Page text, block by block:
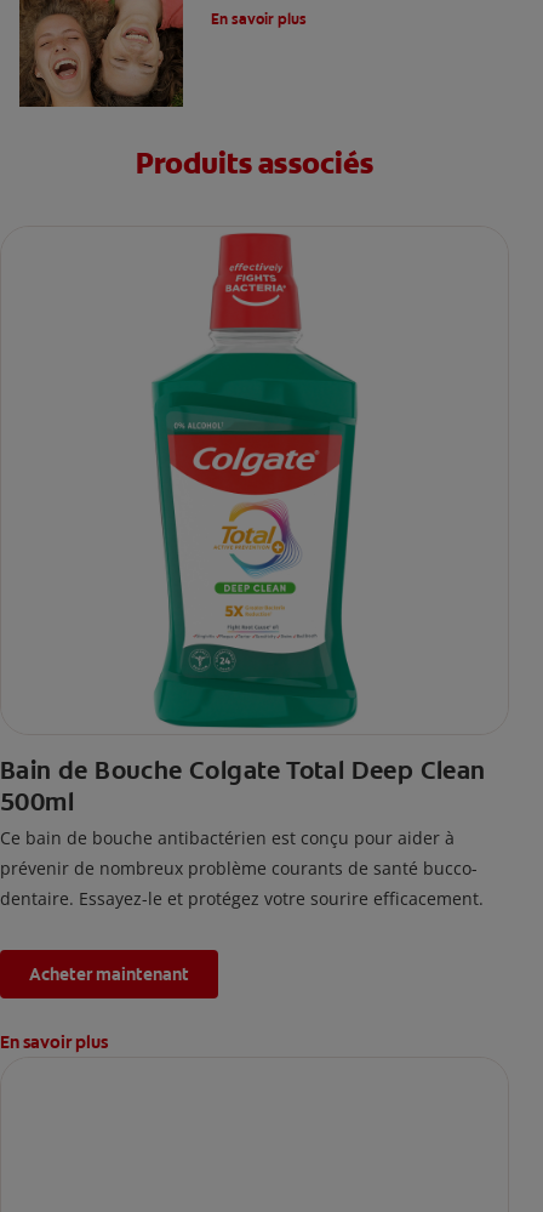
En savoir plus
Produits associés
Bain de Bouche Colgate Total Deep Clean
500ml
Ce bain de bouche antibactérien est conçu pour aider à
prévenir de nombreux problème courants de santé bucco-
dentaire. Essayez-le et protégez votre sourire efficacement.
Acheter maintenant
En savoir plus